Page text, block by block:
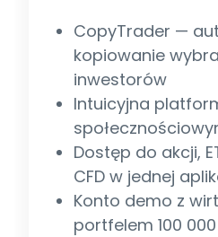
CopyTrader —
kopiowanie
inwestorów
Intuicyjna
Dostęp do akcji,
CFD w jednej
Konto demo z
portfelem 100 000